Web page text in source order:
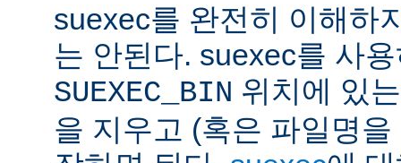
suexec를 완전히 이해하
는 안된다. suexec를 사
SUEXEC_BIN 위치에 있
을 지우고 (혹은 파일명